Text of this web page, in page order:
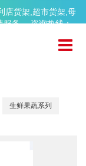
店货架,超市货架,母
服务。 咨询热线：
生鲜果蔬系列